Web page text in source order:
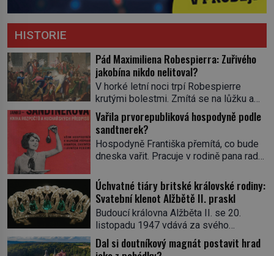
HISTORIE
Pád Maximiliena Robespierra: Zuřivého
jakobína nikdo nelitoval?
V horké letní noci trpí Robespierre
krutými bolestmi. Zmítá se na lůžku a
hlavou mu víří kolotoč myšlenek. Když
se probere z mdlob, vzpomene si na
jednu z pařížských jasnovidek, kterou
před lety navštívil. Prorokovala mu
tragický osud. Tehdy se jí vysmál.
prohlásil o něm jiný významný
francouzský revolucionář, Honoré de
Mirabeau […]
Vařila prvorepubliková hospodyně podle
sandtnerek?
Hospodyně Františka přemítá, co bude
dneska vařit. Pracuje v rodině pana rady
rychle v jedné ze „sandtnerek“.
„Zaplaťpánbůh, že už nemusíme chodit
s lístky,“ povzdechne si směrem ke
služce, kterou má v kuchyni k ruce.
Ještě v prvních letech nové republiky
fungoval kvůli nedostatku zboží
Úchvatné tiáry britské královské rodiny:
Svatební klenot Alžbětě II. praskl
Budoucí královna Alžběta II. se 20.
listopadu 1947 vdává za svého
vyvoleného Filipa Mountbattena. Aby
měla na obřad ve Westminsteru podle
Dal si doutníkový magnát postavit hrad